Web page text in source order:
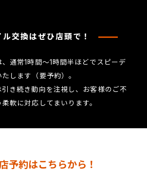
ル交換はぜひ店頭で！
通常1時間～1時間半ほどでスピーデ
します（要予約）。
き続き動向を注視し、お客様のご不
軟に対応してまいります。
予約はこちらから！